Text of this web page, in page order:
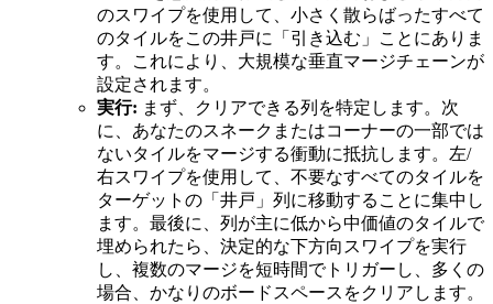
のスワイプを使用して、小さく散らばったすべて
のタイルをこの井戸に「引き込む」ことにありま
す。これにより、大規模な垂直マージチェーンが
設定されます。
実行: まず、クリアできる列を特定します。次
に、あなたのスネークまたはコーナーの一部では
ないタイルをマージする衝動に抵抗します。左/
右スワイプを使用して、不要なすべてのタイルを
ターゲットの「井戸」列に移動することに集中し
ます。最後に、列が主に低から中価値のタイルで
埋められたら、決定的な下方向スワイプを実行
し、複数のマージを短時間でトリガーし、多くの
場合、かなりのボードスペースをクリアします。